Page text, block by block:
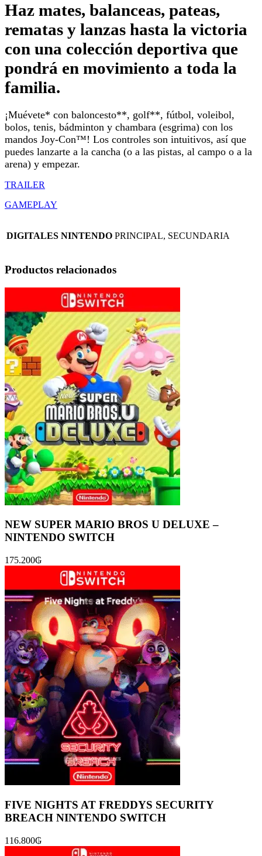
Haz mates, balanceas, pateas,
rematas y lanzas hasta la victoria
con una colección deportiva que
pondrá en movimiento a toda la
familia.
¡Muévete* con baloncesto**, golf**, fútbol, ​​voleibol,
bolos, tenis, bádminton y chambara (esgrima) con los
mandos Joy-Con™! Los controles son intuitivos, así que
puedes lanzarte a la cancha (o a las pistas, al campo o a la
arena) y empezar.
TRAILER
GAMEPLAY
DIGITALES NINTENDO PRINCIPAL, SECUNDARIA
Productos relacionados
NEW SUPER MARIO BROS U DELUXE –
NINTENDO SWITCH
175.200₲
FIVE NIGHTS AT FREDDYS SECURITY
BREACH NINTENDO SWITCH
116.800₲